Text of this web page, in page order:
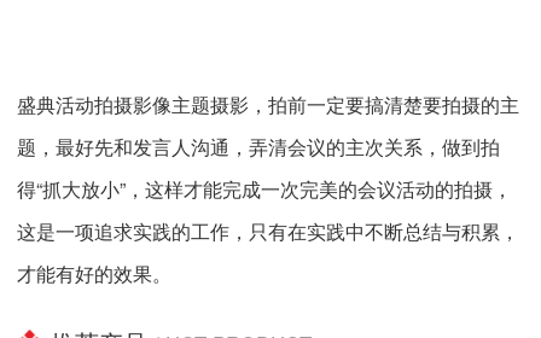
盛典活动拍摄影像主题摄影，拍前一定要搞清楚要拍摄的主
题，最好先和发言人沟通，弄清会议的主次关系，做到拍
得“抓大放小”，这样才能完成一次完美的会议活动的拍摄，
这是一项追求实践的工作，只有在实践中不断总结与积累，
才能有好的效果。